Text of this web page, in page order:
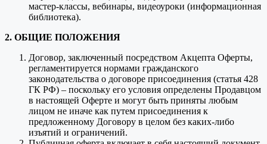
мастер-классы, вебинары, видеоуроки (информационная
библиотека).
2. ОБЩИЕ ПОЛОЖЕНИЯ
Договор, заключенный посредством Акцепта Оферты,
регламентируется нормами гражданского
законодательства о договоре присоединения (статья 428
ГК РФ) – поскольку его условия определены Продавцом
в настоящей Оферте и могут быть приняты любым
лицом не иначе как путем присоединения к
предложенному Договору в целом без каких-либо
изъятий и ограничений.